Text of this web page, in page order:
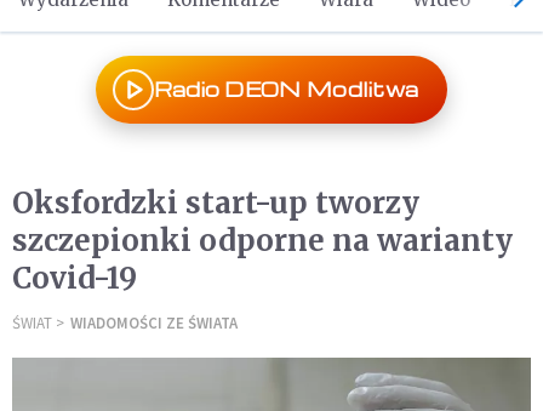
Radio DEON Modlitwa
Oksfordzki start-up tworzy
szczepionki odporne na warianty
Covid-19
ŚWIAT WIADOMOŚCI ZE ŚWIATA